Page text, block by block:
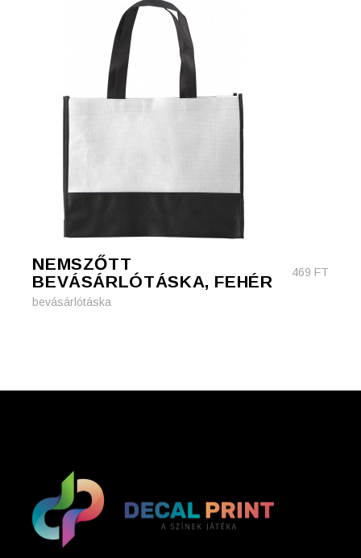
NEMSZŐTT
BEVÁSÁRLÓTÁSKA, FEHÉR
469 FT
bevásárlótáska